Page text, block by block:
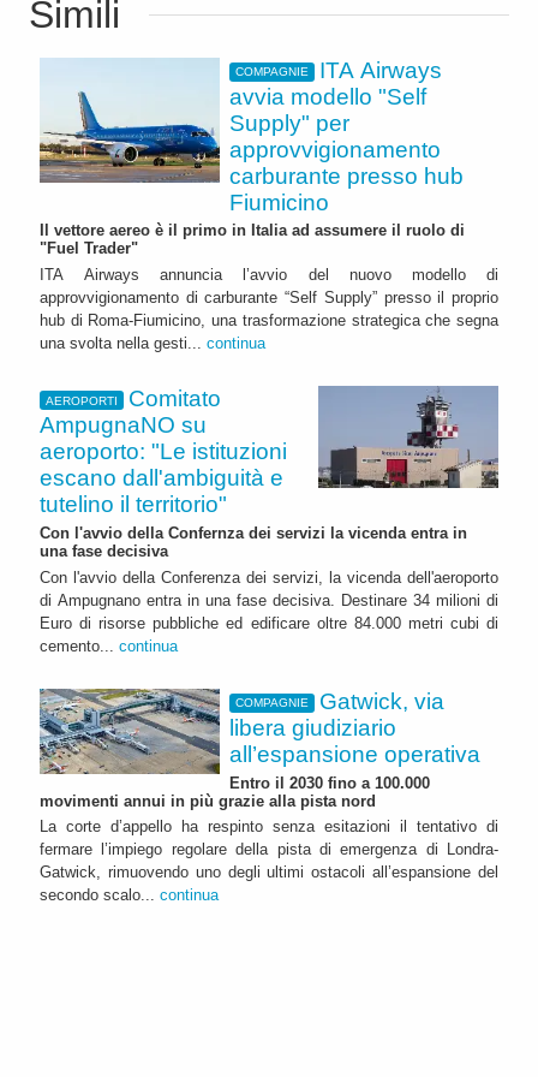
Simili
COMPAGNIE
ITA Airways
avvia modello "Self
Supply" per
approvvigionamento
carburante presso hub
Fiumicino
Il vettore aereo è il primo in Italia ad assumere il ruolo di
"Fuel Trader"
ITA Airways annuncia l’avvio del nuovo modello di
approvvigionamento di carburante “Self Supply” presso il proprio
hub di Roma-Fiumicino, una trasformazione strategica che segna
una svolta nella gesti... continua
AEROPORTI
Comitato
AmpugnaNO su
aeroporto: "Le istituzioni
escano dall'ambiguità e
tutelino il territorio"
Con l'avvio della Confernza dei servizi la vicenda entra in
una fase decisiva
Con l'avvio della Conferenza dei servizi, la vicenda dell'aeroporto
di Ampugnano entra in una fase decisiva. Destinare 34 milioni di
Euro di risorse pubbliche ed edificare oltre 84.000 metri cubi di
cemento... continua
COMPAGNIE
Gatwick, via
libera giudiziario
all’espansione operativa
Entro il 2030 fino a 100.000
movimenti annui in più grazie alla pista nord
La corte d’appello ha respinto senza esitazioni il tentativo di
fermare l’impiego regolare della pista di emergenza di Londra-
Gatwick, rimuovendo uno degli ultimi ostacoli all’espansione del
secondo scalo... continua